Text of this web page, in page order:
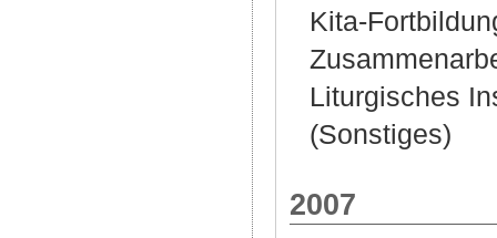
Kita-
Liturgisches
(Sonstiges)
2007